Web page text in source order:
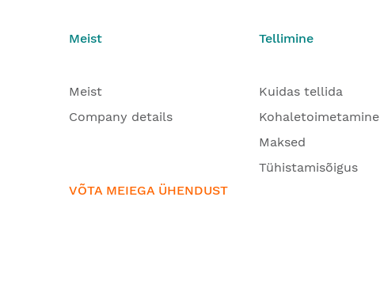
Meist
Meist
Company details
VÕTA MEIEGA ÜHENDUST
Tellimine
Kuidas tellida
Kohaletoimetamine
Maksed
Tühistamisõigus